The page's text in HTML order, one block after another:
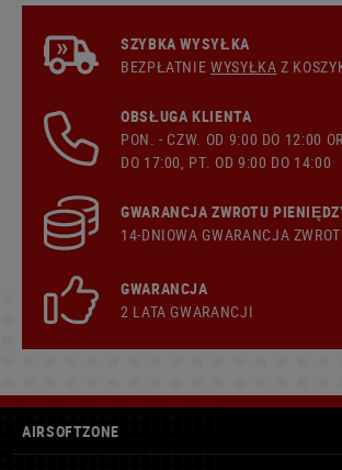
SZYBKA WYSYŁKA
BEZPŁATNIEWYSYŁKA Z
OBSŁUGA KLIENTA
PON. - CZW. OD 9:00 DO 12:00
DO 17:00, PT. OD 9:00 DO 14:00
GWARANCJA ZWROTU
14-DNIOWA GWARANCJA
GWARANCJA
2 LATA GWARANCJI
AIRSOFTZONE